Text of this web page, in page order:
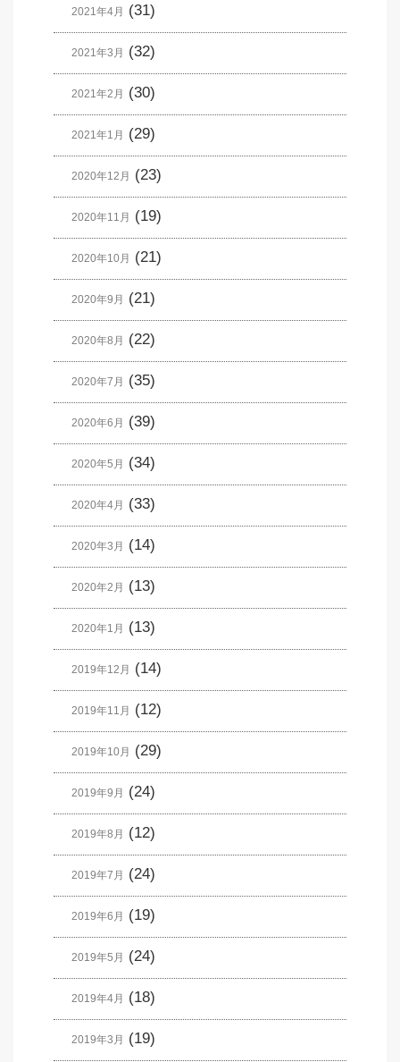
2021年4月 (31)
2021年3月 (32)
2021年2月 (30)
2021年1月 (29)
2020年12月 (23)
2020年11月 (19)
2020年10月 (21)
2020年9月 (21)
2020年8月 (22)
2020年7月 (35)
2020年6月 (39)
2020年5月 (34)
2020年4月 (33)
2020年3月 (14)
2020年2月 (13)
2020年1月 (13)
2019年12月 (14)
2019年11月 (12)
2019年10月 (29)
2019年9月 (24)
2019年8月 (12)
2019年7月 (24)
2019年6月 (19)
2019年5月 (24)
2019年4月 (18)
2019年3月 (19)